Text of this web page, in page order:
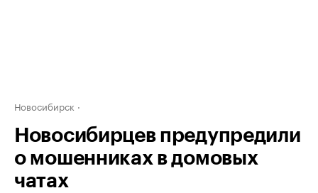
Новосибирск
Новосибирцев предупредили
о мошенниках в домовых
чатах